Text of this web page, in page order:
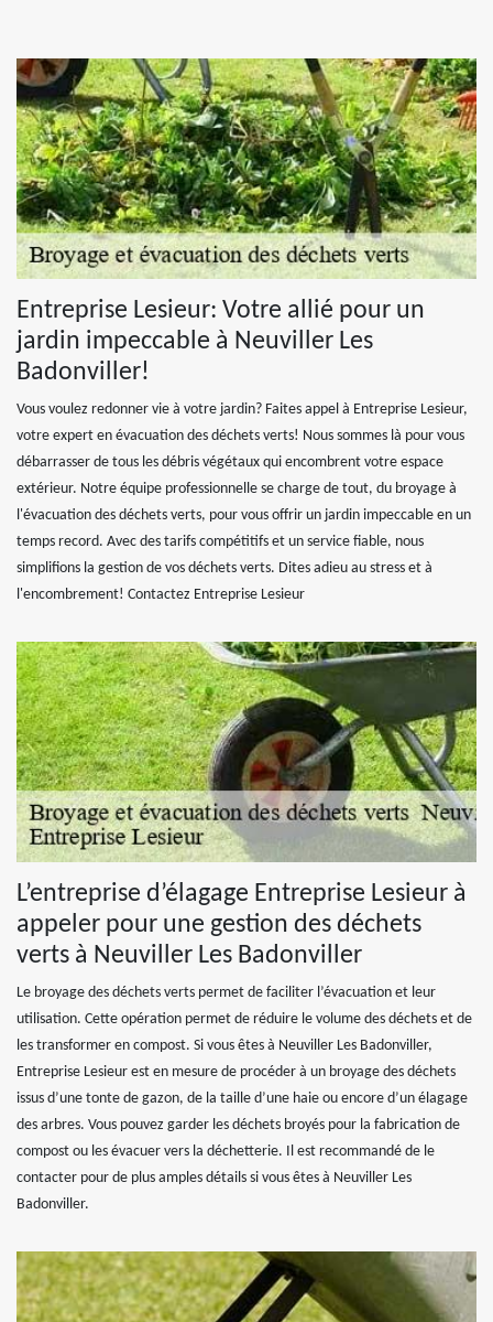
Entreprise Lesieur: Votre allié pour un
jardin impeccable à Neuviller Les
Badonviller!
Vous voulez redonner vie à votre jardin? Faites appel à Entreprise Lesieur,
votre expert en évacuation des déchets verts! Nous sommes là pour vous
débarrasser de tous les débris végétaux qui encombrent votre espace
extérieur. Notre équipe professionnelle se charge de tout, du broyage à
l'évacuation des déchets verts, pour vous offrir un jardin impeccable en un
temps record. Avec des tarifs compétitifs et un service fiable, nous
simplifions la gestion de vos déchets verts. Dites adieu au stress et à
l'encombrement! Contactez Entreprise Lesieur
L’entreprise d’élagage Entreprise Lesieur à
appeler pour une gestion des déchets
verts à Neuviller Les Badonviller
Le broyage des déchets verts permet de faciliter l’évacuation et leur
utilisation. Cette opération permet de réduire le volume des déchets et de
les transformer en compost. Si vous êtes à Neuviller Les Badonviller,
Entreprise Lesieur est en mesure de procéder à un broyage des déchets
issus d’une tonte de gazon, de la taille d’une haie ou encore d’un élagage
des arbres. Vous pouvez garder les déchets broyés pour la fabrication de
compost ou les évacuer vers la déchetterie. Il est recommandé de le
contacter pour de plus amples détails si vous êtes à Neuviller Les
Badonviller.